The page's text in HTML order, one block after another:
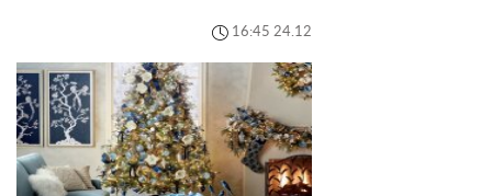
16:45 24.12